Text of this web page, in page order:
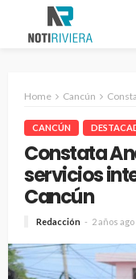
Home Cancún
CANCÚN
Constata
servicios
Cancún
Redacción 2 años ago